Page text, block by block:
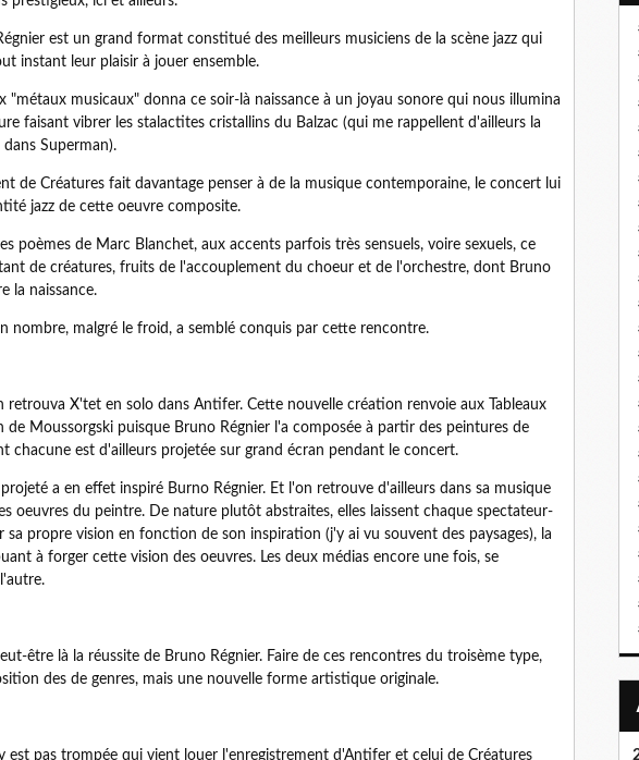
est un grand format constitué des meilleurs musiciens de la scène jazz qui
instant leur plaisir à jouer ensemble.
"métaux musicaux" donna ce soir-là naissance à un joyau sonore qui nous illumina
faisant vibrer les stalactites cristallins du Balzac (qui me rappellent d'ailleurs la
Superman).
de Créatures fait davantage penser à de la musique contemporaine, le concert lui
jazz de cette oeuvre composite.
poèmes de Marc Blanchet, aux accents parfois très sensuels, voire sexuels, ce
de créatures, fruits de l'accouplement du choeur et de l'orchestre, dont Bruno
la naissance.
nombre, malgré le froid, a semblé conquis par cette rencontre.
retrouva X'tet en solo dans Antifer. Cette nouvelle création renvoie aux Tableaux
de Moussorgski puisque Bruno Régnier l'a composée à partir des peintures de
chacune est d'ailleurs projetée sur grand écran pendant le concert.
a en effet inspiré Burno Régnier. Et l'on retrouve d'ailleurs dans sa musique
oeuvres du peintre. De nature plutôt abstraites, elles laissent chaque spectateur-
sa propre vision en fonction de son inspiration (j'y ai vu souvent des paysages), la
à forger cette vision des oeuvres. Les deux médias encore une fois, se
être là la réussite de Bruno Régnier. Faire de ces rencontres du troisème type,
des de genres, mais une nouvelle forme artistique originale.
est pas trompée qui vient louer l'enregistrement d'Antifer et celui de Créatures